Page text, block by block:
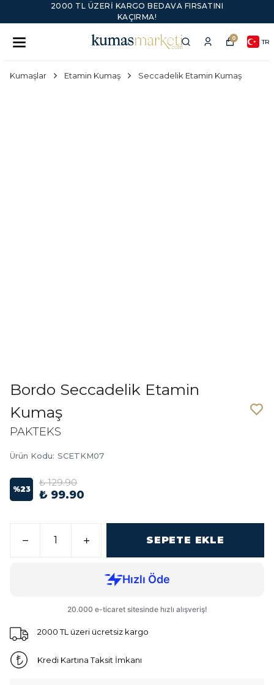
2000 TL ÜZERI KARGO BEDAVA FIRSATINI
KAÇIRMA!
0 TR
Kumaşlar Etamin Kumaş Seccadelik Etamin Kumaş
Bordo Seccadelik Etamin
Kumaş
PAKTEKS
Ürün Kodu: SCETKM07
%23
₺ 129.90
₺ 99.90
SEPETE EKLE
2000 TL üzeri ücretsiz kargo
Kredi Kartına Taksit İmkanı